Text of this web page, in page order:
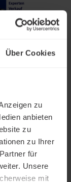
Über Cookies
zu
anbieten
zu
zu Ihrer
für
Unsere
mit
Sie